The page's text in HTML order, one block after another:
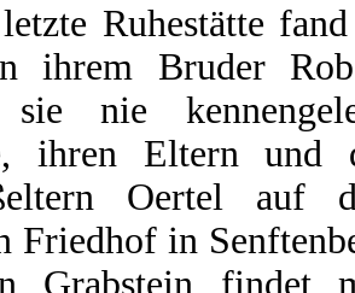
Ruhestätte
ihrem Bruder
nie
ihren Eltern und
Oertel auf
Friedhof in
Grabstein findet